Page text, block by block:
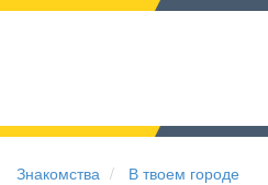
Знакомства В твоем городе